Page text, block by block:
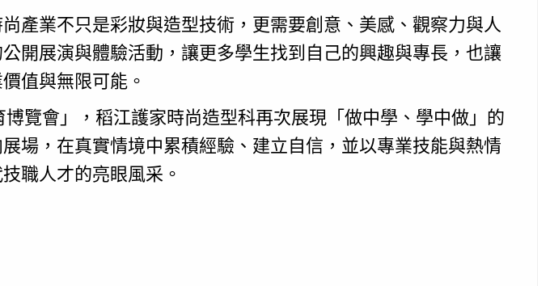
產業不只是彩妝與造型技術，更需要創意、美感、觀察力與人
開展演與體驗活動，讓更多學生找到自己的興趣與專長，也讓
值與無限可能。
覽會」，稻江護家時尚造型科再次展現「做中學、學中做」的
場，在真實情境中累積經驗、建立自信，並以專業技能與熱情
職人才的亮眼風采。